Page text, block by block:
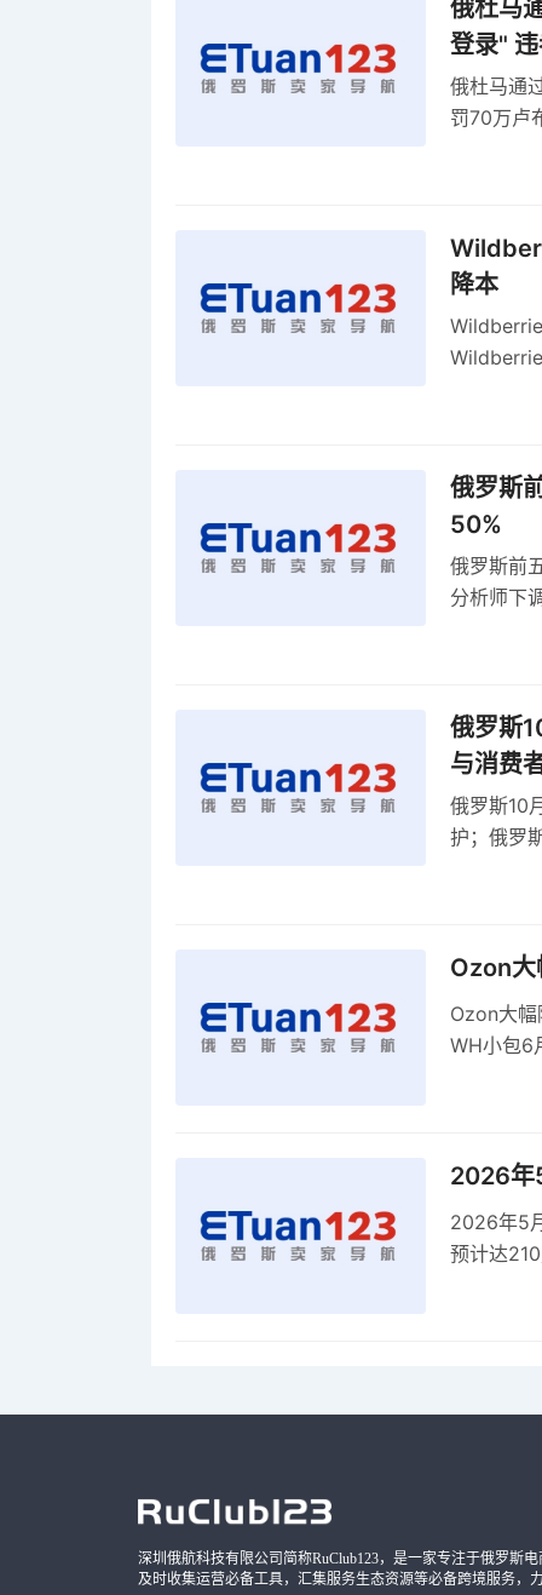
俄杜马
登录"
俄杜马通
罚70万卢
降本
俄罗斯
50%
俄罗斯前
分析师下
俄罗斯
与消费
俄罗斯10
护；俄罗
Ozon大
Ozon大
WH小包6
2026年
2026年5
预计达
深圳俄航科技有限公司简称RuClub123，是一家专注于俄罗斯
及时收集运营必备工具，汇集服务生态资源等必备跨境服务